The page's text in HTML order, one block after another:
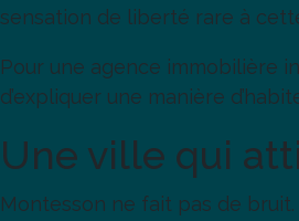
sensation de liberté rare à
Pour une agence immobilière
d’expliquer une manière
Une ville qui
Montesson ne fait pas de